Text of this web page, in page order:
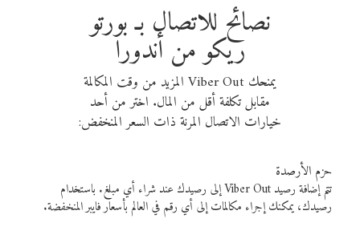
نصائح للاتصال بـ بورتو
ريكو من أندورا
يمنحك Viber Out المزيد من وقت المكالمة
مقابل تكلفة أقل من المال. اختر من أحد
خيارات الاتصال المرنة ذات السعر المنخفض:
حزم الأرصدة
تتم إضافة رصيد Viber Out إلى رصيدك عند شراء أي مبلغ. باستخدام
رصيدك، يمكنك إجراء مكالمات إلى أي رقم في العالم بأسعار فايبر المنخفضة.